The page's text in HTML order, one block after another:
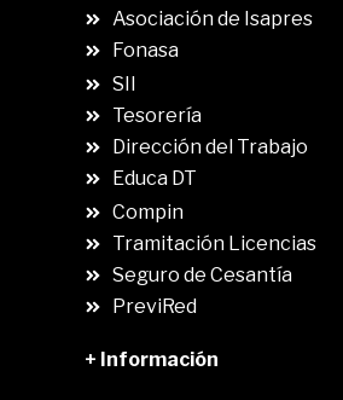
Asociación de Isapres
Fonasa
SII
Tesorería
Dirección del Trabajo
Educa DT
Compin
Tramitación Licencias
Seguro de Cesantía
PreviRed
+ Información